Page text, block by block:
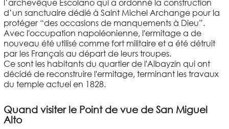
l’archevêque Escolano qui a ordonné la construction
d’un sanctuaire dédié à Saint Michel Archange pour la
protéger “des occasions de manquements à Dieu”.
Avec l'occupation napoléonienne, l'ermitage a de
nouveau été utilisé comme fort militaire et a été détruit
par les Français au départ de leurs troupes.
Ce sont les habitants du quartier de l'Albayzín qui ont
décidé de reconstruire l'ermitage, terminant les travaux
du temple actuel en 1828.
Quand visiter le Point de vue de San Miguel
Alto